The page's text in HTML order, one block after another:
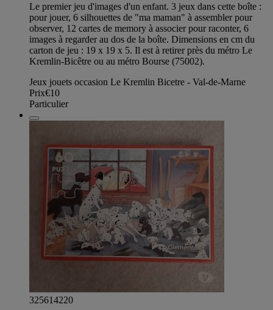
Le premier jeu d'images d'un enfant. 3 jeux dans cette boîte :
pour jouer, 6 silhouettes de "ma maman" à assembler pour
observer, 12 cartes de memory à associer pour raconter, 6
images à regarder au dos de la boîte. Dimensions en cm du
carton de jeu : 19 x 19 x 5. Il est à retirer près du métro Le
Kremlin-Bicêtre ou au métro Bourse (75002).
Jeux jouets occasion Le Kremlin Bicetre - Val-de-Marne
Prix€10
Particulier
325614220